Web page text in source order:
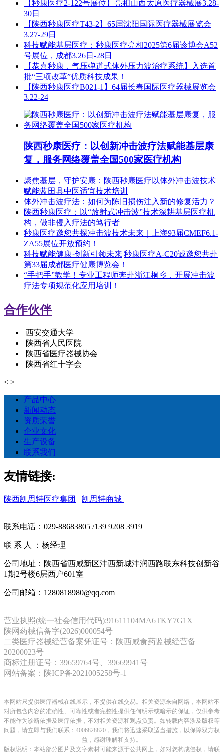
【秒康医疗2-122号展位】亮相山西太原医疗器械展3.28-
30日
【陕西秒康医疗T43-2】65届沈阳国际医疗器械展览会
3.27-29日
科技赋能基层医疗：秒康医疗亮相2025第6届诊博会A52
号展位，成都3.26日-28日
【恭喜秒康，气压弹道式体外压力波治疗系统】入选首
批“三项改革”优质科技成果！
【陕西秒康医疗B021-1】64届长春国际医疗器械展览会
3.22-24
陕西秒康医疗：以创新冲击波疗法赋能基层康
复，服务网络覆盖全国500家医疗机构
聚焦基层，守护安康：陕西秒康医疗以体外冲击波技术
赋能蓝田县中医适宜技术培训
体外冲击波疗法：如何为陈旧损伤注入新的修复活力？
陕西秒康医疗：以“放射式冲击波”技术深耕基层医疗机
构，做非侵入疗法的笃行者
秒康医疗邀您共探冲击波技术未来｜上海93届CMEF6.1-
ZA55展位开放预约！
科技赋能健康·创新引领未来|秒康医疗A-C20诚邀您共赴
第33届成都医疗健康博览会！
“手把手”教学！专业工程师奔赴浙江桐乡，开展冲击波
疗法专项规范化应用培训！
合作伙伴
西安交通大学
陕西省人民医院
陕西省医疗器械协会
陕西省红十字会
< >
产品中心
新闻动态
资质荣誉
企业文化
生产设备
联系我们
友情链接:
陕西凯思特医疗集团 凯思特商城
联系电话：029-88683805 /139 9208 3919
联 系 人 ：杨经理
公司地址：陕西省西咸新区沣西新城沣润西路联东科技创新谷
1期2号楼6层西户601室
公司邮箱：1280818980@qq.com
营业执照(统一社会信用代码):91611104MA6TKY7G1X
陕网药械信备字(2026)000054号
二类医疗器械经营备案凭证号：陕西咸食药监械经营备
20200023号
商标注册证号：39659764号、39669941号
网站备案：陕ICP备2021005258号-1
本网站只提供医疗器械在线展示，不提供在线交易。相关资源来自网络，本网站不
对所包含内容的准确性、可靠性或者完整性提供任何明示或暗示的保证，仅供参考
不能作为诊断依据及医疗依据， 不对相关资源和观点负责。 如转载内容涉及版权等
问题，请立即与我们联系：4006828820，我们将迅速采取适当措施，以保障双方权
益，感谢理解和支持。
版权说明：本站部分图片及文字素材可能来源于公共网上，如对您构成侵权，请联